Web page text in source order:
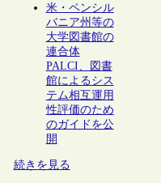
米・ペンシル
バニア州等の
大学図書館の
連合体
PALCI、図書
館によるシス
テム相互運用
性評価のため
のガイドを公
開
続きを見る